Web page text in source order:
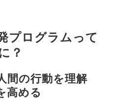
プログラムって
？
間の行動を理解
高める